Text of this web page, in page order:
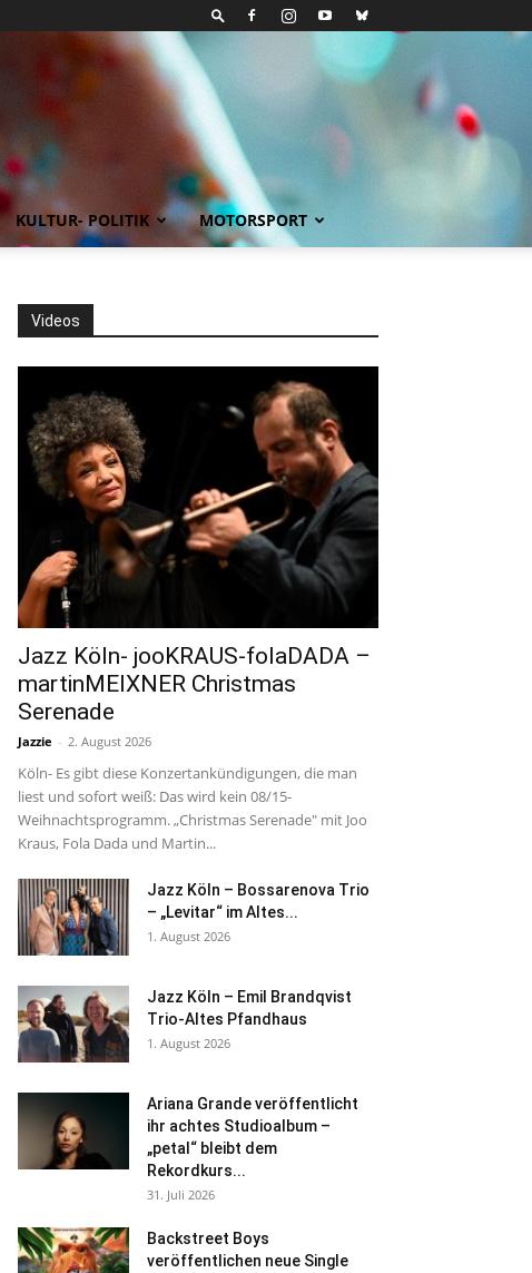
KULTUR- POLITIK MOTORSPORT
Videos
Jazz Köln- jooKRAUS-folaDADA –
martinMEIXNER Christmas
Serenade
Jazzie - 2. August 2026
Köln- Es gibt diese Konzertankündigungen, die man
liest und sofort weiß: Das wird kein 08/15-
Weihnachtsprogramm. „Christmas Serenade" mit Joo
Kraus, Fola Dada und Martin...
Jazz Köln – Bossarenova Trio
– „Levitar“ im Altes...
1. August 2026
Jazz Köln – Emil Brandqvist
Trio-Altes Pfandhaus
1. August 2026
Ariana Grande veröffentlicht
ihr achtes Studioalbum –
„petal“ bleibt dem
Rekordkurs...
31. Juli 2026
Backstreet Boys
veröffentlichen neue Single